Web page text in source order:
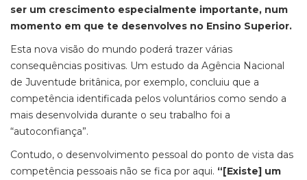
ser um crescimento especialmente importante, num
momento em que te desenvolves no Ensino Superior.
Esta nova visão do mundo poderá trazer várias
consequências positivas. Um estudo da Agência Nacional
de Juventude britânica, por exemplo, concluiu que a
competência identificada pelos voluntários como sendo a
mais desenvolvida durante o seu trabalho foi a
“autoconfiança”.
Contudo, o desenvolvimento pessoal do ponto de vista das
competência pessoais não se fica por aqui. “[Existe] um